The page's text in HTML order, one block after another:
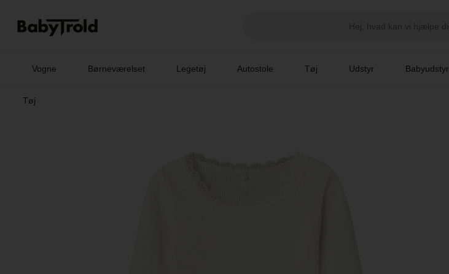
Vogne Børneværelset Legetøj Autostole Tøj Udstyr Babyudstyr
Tøj